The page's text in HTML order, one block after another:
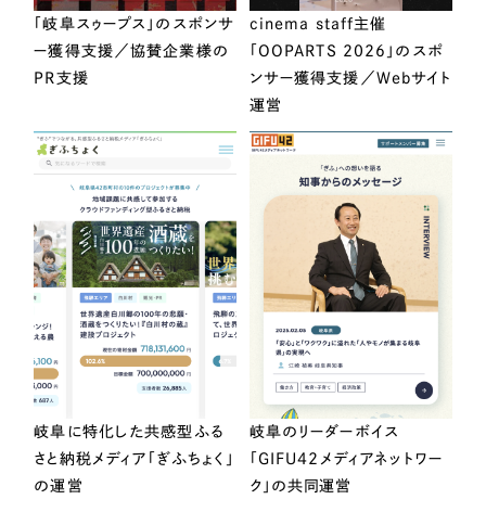
「岐阜スゥープス」のスポンサ
ー獲得支援／協賛企業様の
PR支援
cinema staff主催
「OOPARTS 2026」のスポ
ンサー獲得支援／Webサイト
運営
岐阜に特化した共感型ふる
さと納税メディア「ぎふちょく」
の運営
岐阜のリーダーボイス
「GIFU42メディアネットワー
ク」の共同運営